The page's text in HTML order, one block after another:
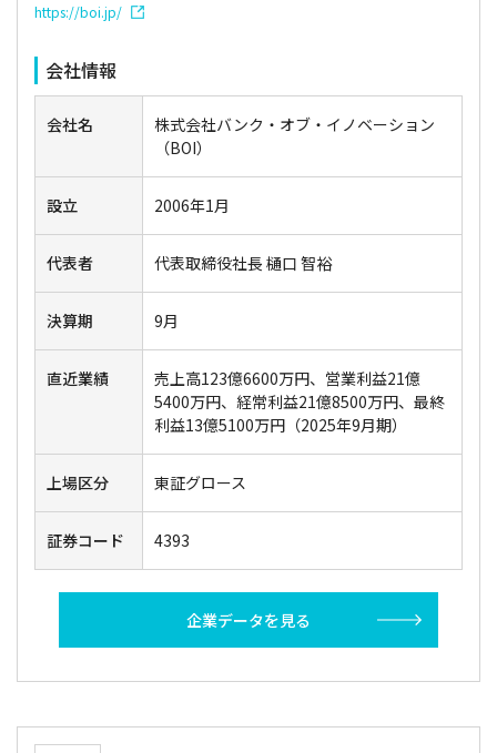
https://boi.jp/
会社情報
会社名
株式会社バンク・オブ・イノベーション
（BOI）
設立 2006年1月
代表者 代表取締役社長 樋口 智裕
決算期 9月
直近業績
売上高123億6600万円、営業利益21億
5400万円、経常利益21億8500万円、最終
利益13億5100万円（2025年9月期）
上場区分 東証グロース
証券コード 4393
企業データを見る